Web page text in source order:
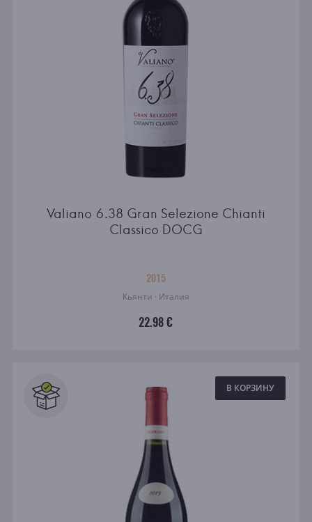
Valiano 6.38 Gran Selezione Chianti
Classico DOCG
2015
Кьянти · Италия
22.98 €
В КОРЗИНУ